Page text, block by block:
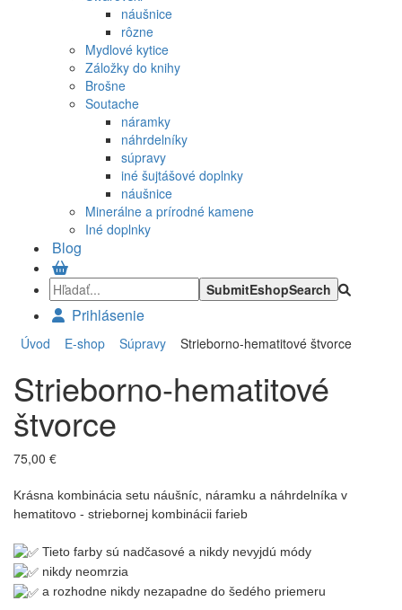
náušnice
rôzne
Mydlové kytice
Záložky do knihy
Brošne
Soutache
náramky
náhrdelníky
súpravy
iné šujtášové doplnky
náušnice
Minerálne a prírodné kamene
Iné doplnky
Blog
Prihlásenie
Úvod E-shop Súpravy Strieborno-hematitové štvorce
Strieborno-hematitové
štvorce
75,00 €
Krásna kombinácia setu náušníc, náramku a náhrdelníka v
hematitovo - striebornej kombinácii farieb
Tieto farby sú nadčasové a nikdy nevyjdú módy
nikdy neomrzia
a rozhodne nikdy nezapadne do šedého priemeru